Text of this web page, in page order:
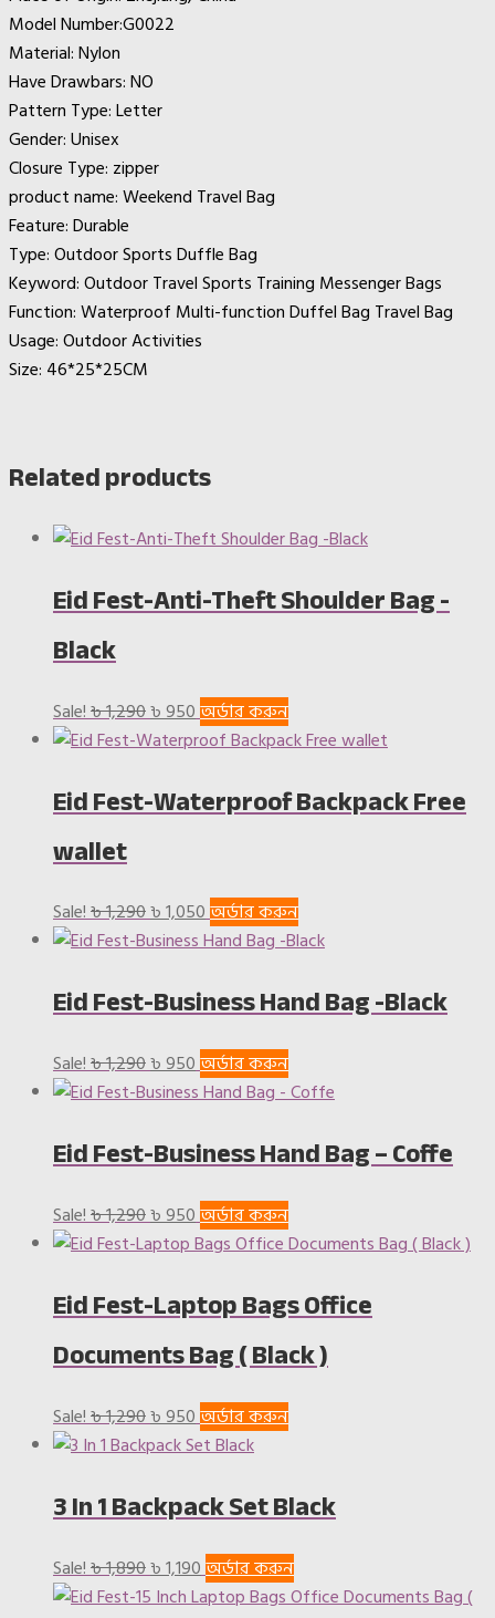
Model Number:G0022
Material: Nylon
Have Drawbars: NO
Pattern Type:Letter
Gender:Unisex
Closure Type: zipper
productname:Weekend Travel Bag
Feature:Durable
Type:Outdoor Sports Duffle Bag
Keyword:Outdoor Travel Sports Training Messenger Bags
Function:Waterproof Multi-function Duffel Bag Travel Bag
Usage:Outdoor Activities
Size: 46*25*25CM
Related products
Eid Fest-Anti-Theft Shoulder Bag -
Black
Sale!৳1,290Original
price
৳ 1,290.
৳950Current
price
৳ 950.
অর্ডার করুন
Eid Fest-Waterproof Backpack Free
wallet
Sale!৳1,290Original
price
৳ 1,290.
৳1,050Current
price
৳ 1,050.
অর্ডার করুন
Eid Fest-Business Hand Bag -Black
Sale!৳1,290Original
price
৳ 1,290.
৳950Current
price
৳ 950.
অর্ডার করুন
Eid Fest-Business Hand Bag – Coffe
Sale!৳1,290Original
price
৳ 1,290.
৳950Current
price
৳ 950.
অর্ডার করুন
Eid Fest-Laptop Bags Office
Documents Bag ( Black )
Sale!৳1,290Original
price
৳ 1,290.
৳950Current
price
৳ 950.
অর্ডার করুন
3 In 1 Backpack Set Black
Sale!৳1,890Original
price
৳1,190Current
price
অর্ডার করুন